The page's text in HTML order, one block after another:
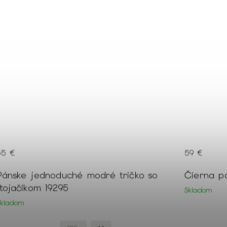
jednoduché modré tričko so
19295
€
Čierna
Skladom
59 €